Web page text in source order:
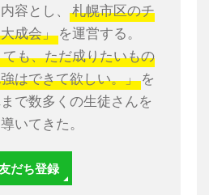
容とし、
札幌市区のチ
成会」 を運営する。
も、ただ成りたいもの
はできて欲しい。」 を
で数多くの生徒さんを
いてきた。
だち登録